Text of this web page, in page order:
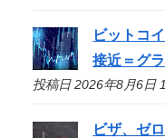
ビットコ
接近＝グ
投稿日 2026年8月6日
ビザ、ゼ